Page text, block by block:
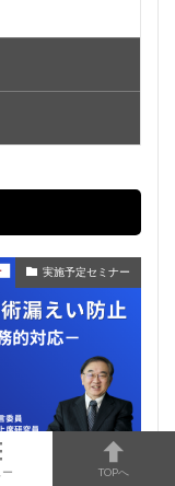
実施予定セミナー
ー TOPへ